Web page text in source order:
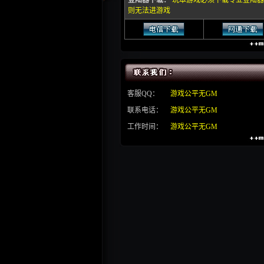
则无法进游戏
客服QQ：
游戏公平无GM
联系电话：
游戏公平无GM
工作时间：
游戏公平无GM